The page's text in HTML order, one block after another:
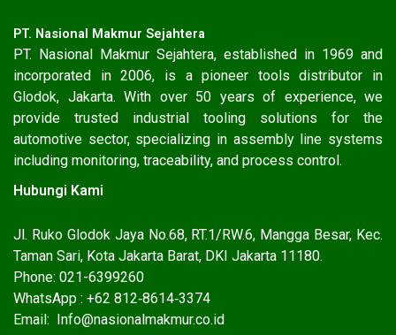
PT. Nasional Makmur Sejahtera
PT. Nasional Makmur Sejahtera, established in 1969 and
incorporated in 2006, is a pioneer tools distributor in
Glodok, Jakarta. With over 50 years of experience, we
provide trusted industrial tooling solutions for the
automotive sector, specializing in assembly line systems
including monitoring, traceability, and process control.
Hubungi Kami
Jl. Ruko Glodok Jaya No.68, RT.1/RW.6, Mangga Besar, Kec.
Taman Sari, Kota Jakarta Barat, DKI Jakarta 11180.
Phone: 021-6399260
WhatsApp : ‪+62 812‑8614‑3374‬
Email: Info@nasionalmakmur.co.id